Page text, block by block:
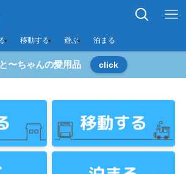
移動する 遊ぶ 泊まる
〜ちゃんの愛用品 click